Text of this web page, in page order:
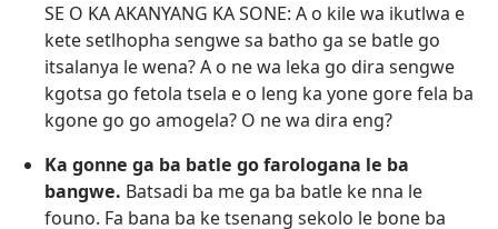
SE O KA AKANYANG KA SONE: A o kile wa ikutlwa e
kete setlhopha sengwe sa batho ga se batle go
itsalanya le wena? A o ne wa leka go dira sengwe
kgotsa go fetola tsela e o leng ka yone gore fela ba
kgone go go amogela? O ne wa dira eng?
Ka gonne ga ba batle go farologana le ba
bangwe. Batsadi ba me ga ba batle ke nna le
founo. Fa bana ba ke tsenang sekolo le bone ba